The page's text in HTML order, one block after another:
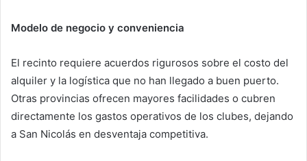
Modelo de negocio y conveniencia
El recinto requiere acuerdos rigurosos sobre el costo del
alquiler y la logística que no han llegado a buen puerto.
Otras provincias ofrecen mayores facilidades o cubren
directamente los gastos operativos de los clubes, dejando
a San Nicolás en desventaja competitiva.